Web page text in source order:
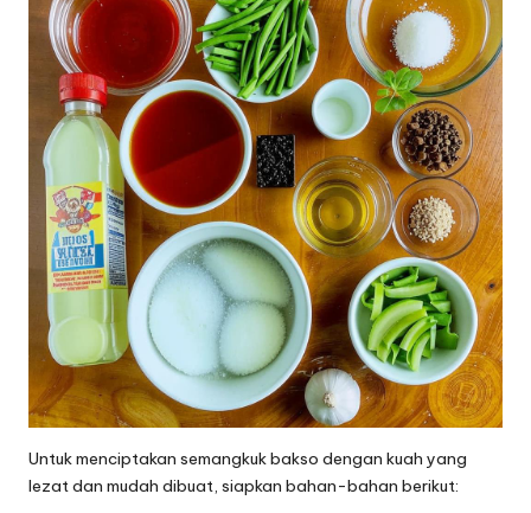
Untuk menciptakan semangkuk bakso dengan kuah yang
lezat dan mudah dibuat, siapkan bahan-bahan berikut: